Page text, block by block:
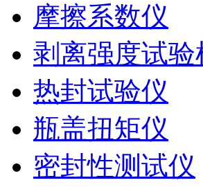
摩擦系数仪
剥离强度试验
热封试验仪
瓶盖扭矩仪
密封性测试仪